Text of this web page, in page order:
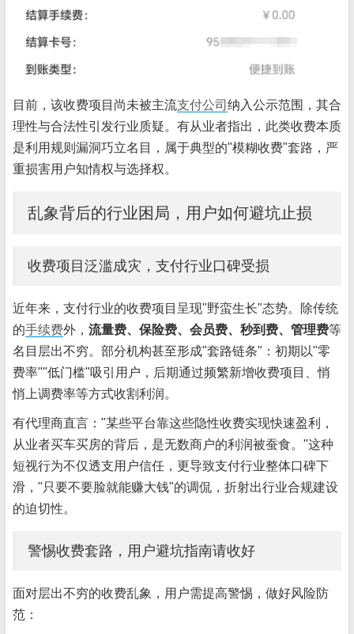
目前，该收费项目尚未被主流支付公司 纳入公示范围，其合
理性与合法性引发行业质疑。有从业者指出，此类收费本质
是利用规则漏洞巧立名目，属于典型的"模糊收费"套路，严
重损害用户知情权与选择权。
乱象背后的行业困局，用户如何避坑止损
收费项目泛滥成灾，支付行业口碑受损
近年来，支付行业的收费项目呈现"野蛮生长"态势。除传统
的手续费外， 流量费、保险费、会员费、秒到费、管理费等
名目层出不穷。部分机构甚至形成"套路链条"：初期以"零
费率""低门槛"吸引用户，后期通过频繁新增收费项目、悄
悄上调费率等方式收割利润。
有代理商直言："某些平台靠这些隐性收费实现快速盈利，
从业者买车买房的背后，是无数商户的利润被蚕食。"这种
短视行为不仅透支用户信任，更导致支付行业整体口碑下
滑，"只要不要脸就能赚大钱"的调侃，折射出行业合规建设
的迫切性。
警惕收费套路，用户避坑指南请收好
面对层出不穷的收费乱象，用户需提高警惕，做好风险防
范：